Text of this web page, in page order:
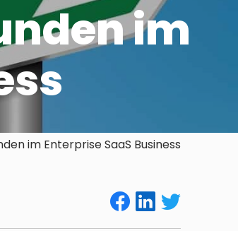
im
im Enterprise SaaS Business